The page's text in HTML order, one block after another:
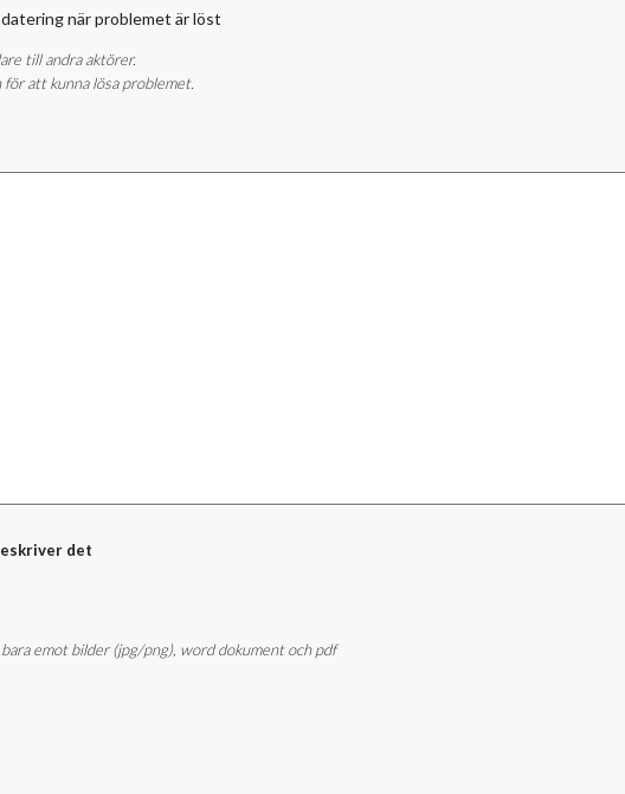
när problemet är löst
till andra aktörer.
att kunna lösa problemet.
det
emot bilder (jpg/png), word dokument och pdf